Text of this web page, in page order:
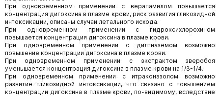
При одновременном применении с верапамилом повышается
концентрация дигоксина в плазме крови, риск развития гликозидной
интоксикации, описаны случаи летального исхода.
При одновременном применении с гидроксихлорохином
повышается концентрация дигоксина в плазме крови.
При одновременном применении с дилтиаземом возможно
повышение концентрации дигоксина в плазме крови.
При одновременном применении с экстрактом зверобоя
уменьшается концентрация дигоксина в плазме крови на 1/3-1/4.
При одновременном применении с итраконазолом возможно
развитие гликозидной интоксикации, что связано с повышением
концентрации дигоксина в плазме крови, по-видимому, вследствие